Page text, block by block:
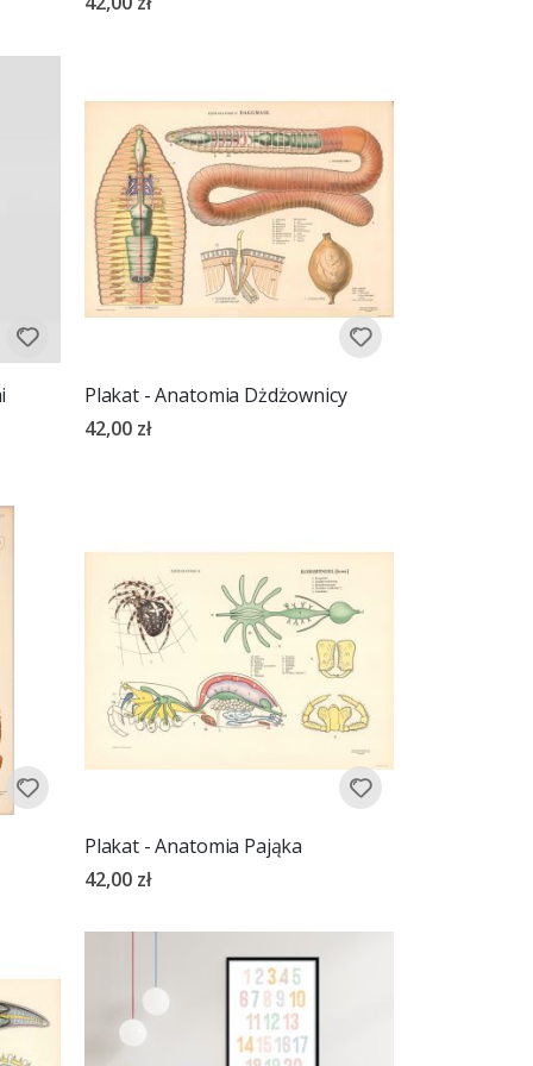
Plakat - Anatomia Dżdżownicy
42,00 zł
Plakat - Anatomia Pająka
42,00 zł